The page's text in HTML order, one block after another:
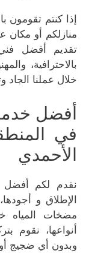
إذا كنتم
منازلكم أو مكان
تقديم أفضل
بالاحترافية،
خلال عملنا الجاد
أفضل
في
الأحمدي
نقدم لكم أفضل
الإطلاق و
مضخات المياه
أنواعها، نقوم
وبدون أي ضجيج أو